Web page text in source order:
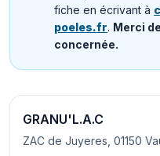
fiche en écrivant à
poeles.fr. Merci
concernée.
GRANU'L.A.C
ZAC de Juyeres, 01150